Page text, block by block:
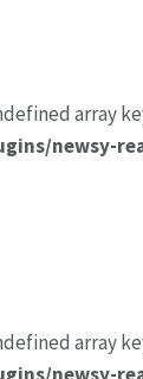
array
newsy-
array